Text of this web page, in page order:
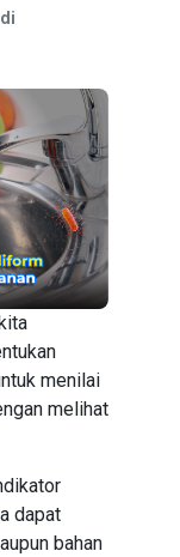
menilai
melihat
dapat
bahan